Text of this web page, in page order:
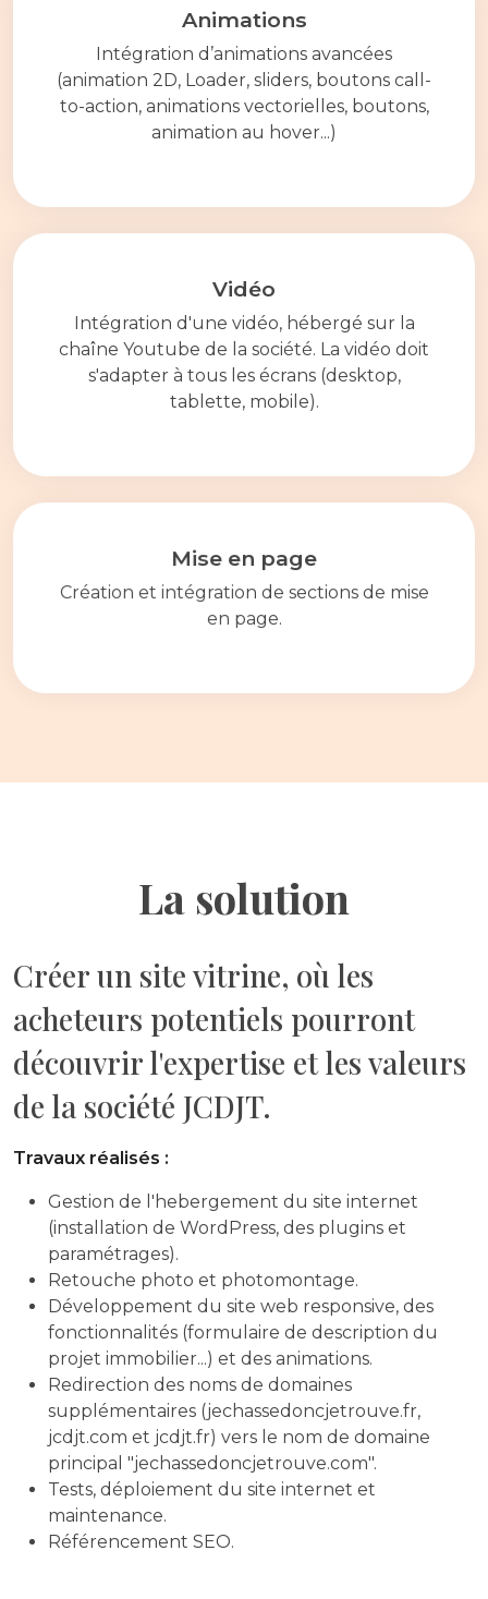
Animations
Intégration d’animations avancées
(animation 2D, Loader, sliders, boutons call-
to-action, animations vectorielles, boutons,
animation au hover...)
Vidéo
Intégration d'une vidéo, hébergé sur la
chaîne Youtube de la société. La vidéo doit
s'adapter à tous les écrans (desktop,
tablette, mobile).
Mise en page
Création et intégration de sections de mise
en page.
La solution
Créer un site vitrine, où les
acheteurs potentiels pourront
découvrir l'expertise et les valeurs
de la société JCDJT.
Travaux réalisés :
Gestion de l'hebergement du site internet
(installation de WordPress, des plugins et
paramétrages).
Retouche photo et photomontage.
Développement du site web responsive, des
fonctionnalités (formulaire de description du
projet immobilier...) et des animations.
Redirection des noms de domaines
supplémentaires (jechassedoncjetrouve.fr,
jcdjt.com et jcdjt.fr) vers le nom de domaine
principal "jechassedoncjetrouve.com".
Tests, déploiement du site internet et
maintenance.
Référencement SEO.